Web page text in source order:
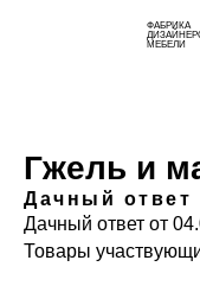
ФАБРИКА
МЕБЕЛИ
Гжель и
Дачный ответ
Дачный ответ от
Товары